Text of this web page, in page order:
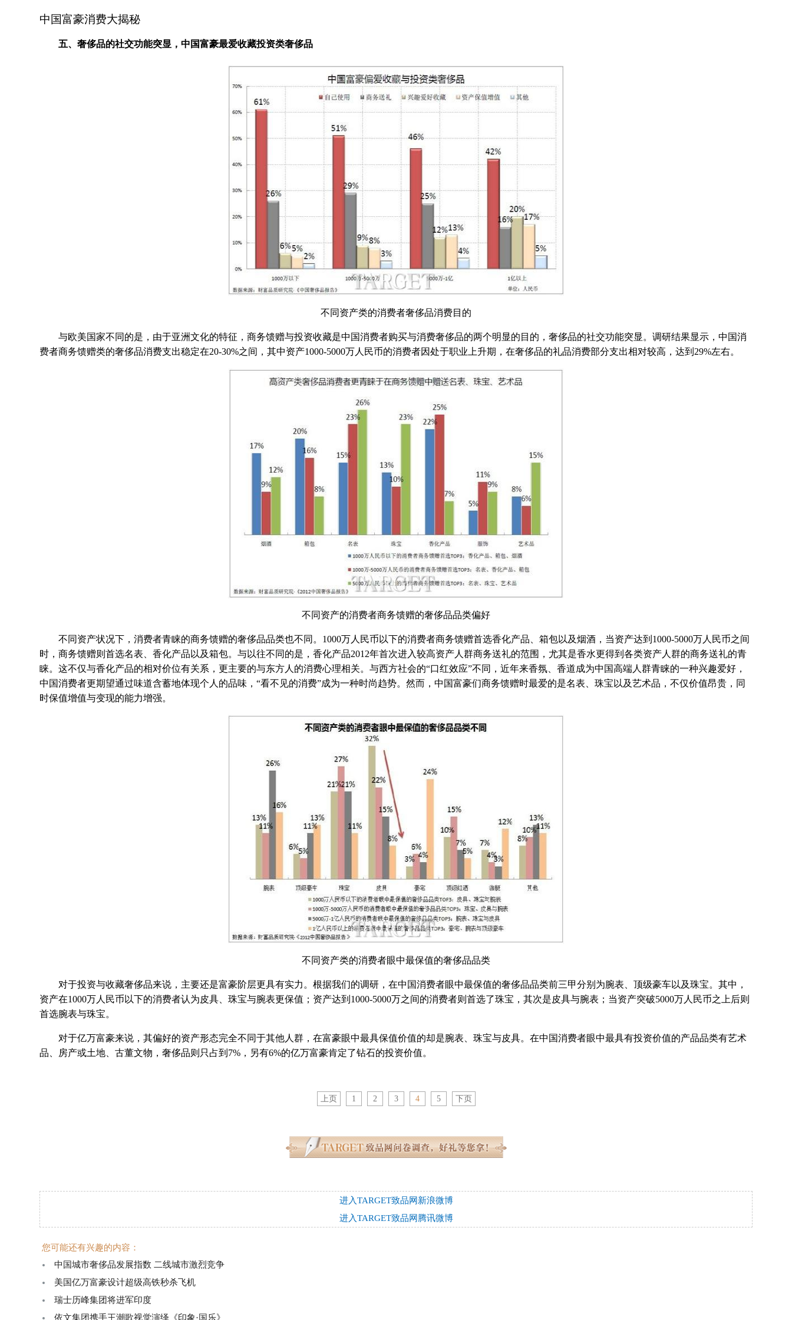
中国富豪消费大揭秘
五、奢侈品的社交功能突显，中国富豪最爱收藏投资类奢侈品
不同资产类的消费者奢侈品消费目的
与欧美国家不同的是，由于亚洲文化的特征，商务馈赠与投资收藏是中国消费者购买与消费奢侈品的两个明显的目的，奢侈品的社交功能突显。调研结果显示，中国消
费者商务馈赠类的奢侈品消费支出稳定在20-30%之间，其中资产1000-5000万人民币的消费者因处于职业上升期，在奢侈品的礼品消费部分支出相对较高，达到29%左右。
不同资产的消费者商务馈赠的奢侈品品类偏好
不同资产状况下，消费者青睐的商务馈赠的奢侈品品类也不同。1000万人民币以下的消费者商务馈赠首选香化产品、箱包以及烟酒，当资产达到1000-5000万人民币之间
时，商务馈赠则首选名表、香化产品以及箱包。与以往不同的是，香化产品2012年首次进入较高资产人群商务送礼的范围，尤其是香水更得到各类资产人群的商务送礼的青
睐。这不仅与香化产品的相对价位有关系，更主要的与东方人的消费心理相关。与西方社会的“口红效应”不同，近年来香氛、香道成为中国高端人群青睐的一种兴趣爱好，
中国消费者更期望通过味道含蓄地体现个人的品味，“看不见的消费”成为一种时尚趋势。然而，中国富豪们商务馈赠时最爱的是名表、珠宝以及艺术品，不仅价值昂贵，同
时保值增值与变现的能力增强。
不同资产类的消费者眼中最保值的奢侈品品类
对于投资与收藏奢侈品来说，主要还是富豪阶层更具有实力。根据我们的调研，在中国消费者眼中最保值的奢侈品品类前三甲分别为腕表、顶级豪车以及珠宝。其中，
资产在1000万人民币以下的消费者认为皮具、珠宝与腕表更保值；资产达到1000-5000万之间的消费者则首选了珠宝，其次是皮具与腕表；当资产突破5000万人民币之上后则
首选腕表与珠宝。
对于亿万富豪来说，其偏好的资产形态完全不同于其他人群，在富豪眼中最具保值价值的却是腕表、珠宝与皮具。在中国消费者眼中最具有投资价值的产品品类有艺术
品、房产或土地、古董文物，奢侈品则只占到7%，另有6%的亿万富豪肯定了钻石的投资价值。
上页 1 2 3 4 5 下页
进入TARGET致品网新浪微博
进入TARGET致品网腾讯微博
您可能还有兴趣的内容：
中国城市奢侈品发展指数 二线城市激烈竞争
美国亿万富豪设计超级高铁秒杀飞机
瑞士历峰集团将进军印度
依文集团携手王潮歌视觉演绎《印象·国乐》